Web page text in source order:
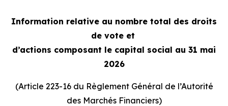
Information relative au nombre total des droits
de vote et
d’actions composant le capital social au 31 mai
2026
(Article 223-16 du Règlement Général de l’Autorité
des Marchés Financiers)